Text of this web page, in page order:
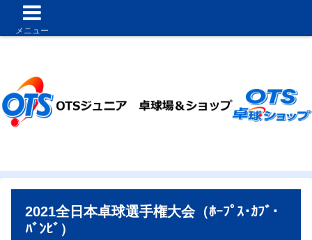
2021全日本卓球選手権大会（ﾎｰﾌﾟｽ･ｶﾌﾞ･
ﾊﾞﾝﾋﾞ）
メニュー